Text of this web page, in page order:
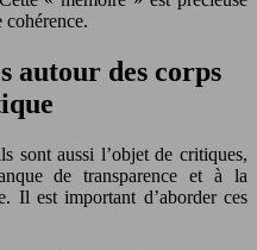
cohérence.
autour des corps
sont aussi l’objet de critiques,
de transparence et à la
Il est important d’aborder ces